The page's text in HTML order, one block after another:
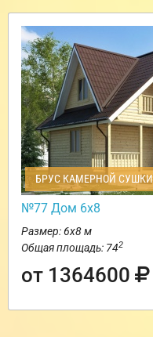
БРУС КАМЕРНОЙ СУШКИ
№77 Дом 6х8
Размер: 6х8 м
Общая площадь: 742
от 1364600